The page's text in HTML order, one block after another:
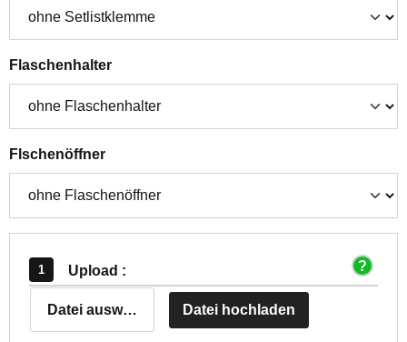
Flaschenhalterauswählen
Flschenöffnerauswählen
Upload :
Datei auswählen Datei hochladen